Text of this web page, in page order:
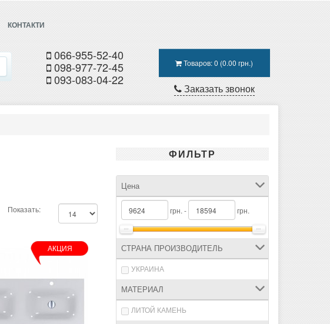
КОНТАКТИ
066-955-52-40
098-977-72-45
093-083-04-22
Товаров: 0 (0.00 грн.)
Заказать звонок
Показать:
АКЦИЯ
ФИЛЬТР
Цена
грн. - грн.
СТРАНА ПРОИЗВОДИТЕЛЬ
УКРАИНА
МАТЕРИАЛ
ЛИТОЙ КАМЕНЬ